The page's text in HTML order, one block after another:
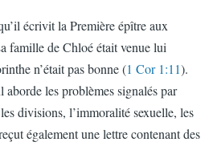
écrivit la Première épître aux
famille de Chloé était venue lui
n’était pas bonne (1 Cor 1:11).
aborde les problèmes signalés par
divisions, l’immoralité sexuelle, les
également une lettre contenant des